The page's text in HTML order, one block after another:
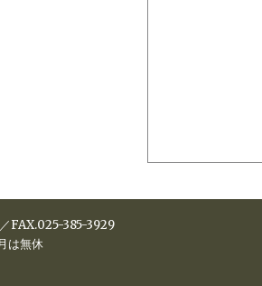
／FAX.025-385-3929
は無休